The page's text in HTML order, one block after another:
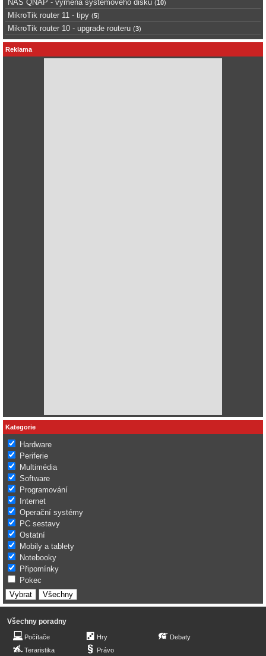
NAS QNAP - výměna systémového disku (10)
MikroTik router 11 - tipy (5)
MikroTik router 10 - upgrade routeru (3)
Reklama
Kategorie
Hardware
Periferie
Multimédia
Software
Programování
Internet
Operační systémy
PC sestavy
Ostatní
Mobily a tablety
Notebooky
Připomínky
Pokec
Všechny poradny
Počítače
Teraristika
Hry
Právo
Debaty